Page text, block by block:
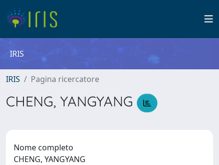
IRIS
IRIS Pagina ricercatore
CHENG, YANGYANG
Nome completo
CHENG, YANGYANG